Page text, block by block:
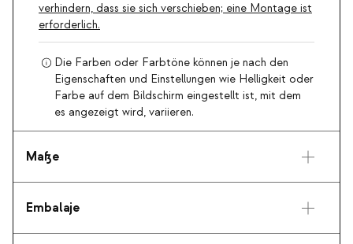
verhindern, dass sie sich verschieben; eine Montage ist
erforderlich.
Die Farben oder Farbtöne können je nach den
Eigenschaften und Einstellungen wie Helligkeit oder
Farbe auf dem Bildschirm eingestellt ist, mit dem
es angezeigt wird, variieren.
Maße
Embalaje